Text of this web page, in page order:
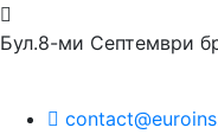
Бул.8-ми Септември